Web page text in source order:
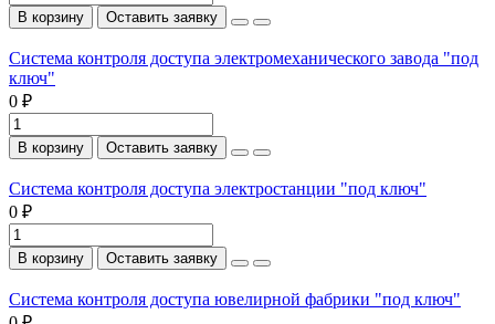
В корзину Оставить заявку
Система контроля доступа электромеханического завода "под
ключ"
0 ₽
В корзину Оставить заявку
Система контроля доступа электростанции "под ключ"
0 ₽
В корзину Оставить заявку
Система контроля доступа ювелирной фабрики "под ключ"